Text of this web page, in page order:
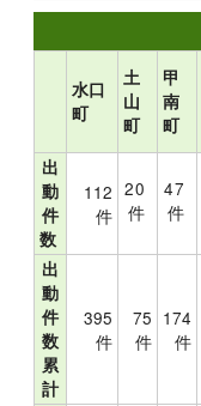
水口
町
土
山
町
甲
南
町
出
動
件
数
112
件
20
件
47
件
出
動
件
数
累
計
395
件
75
件
174
件